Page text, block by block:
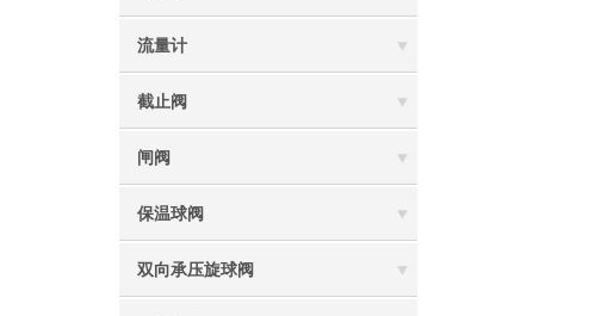
流量计
截止阀
闸阀
保温球阀
双向承压旋球阀